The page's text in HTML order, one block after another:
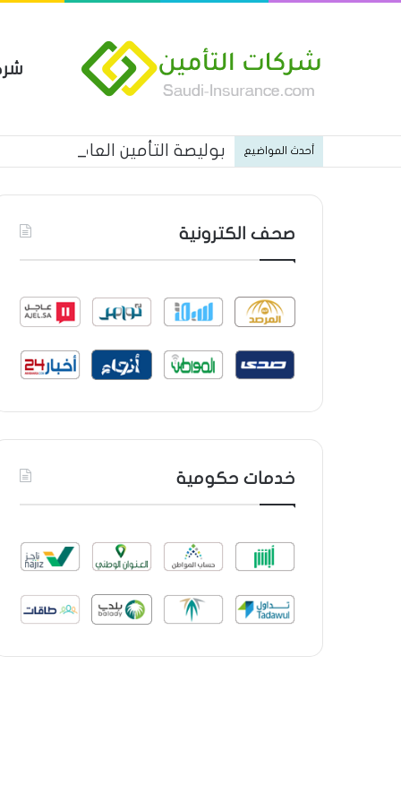
أحدث المواضيع بوليصة التأمين العام من شركة
صحف الكترونية
خدمات حكومية